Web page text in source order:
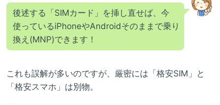
後述する「SIMカード」を挿し直せば、今
使っているiPhoneやAndroidそのままで乗り
換え(MNP)できます！
これも誤解が多いのですが、厳密には「格安SIM」と
「格安スマホ」は別物。